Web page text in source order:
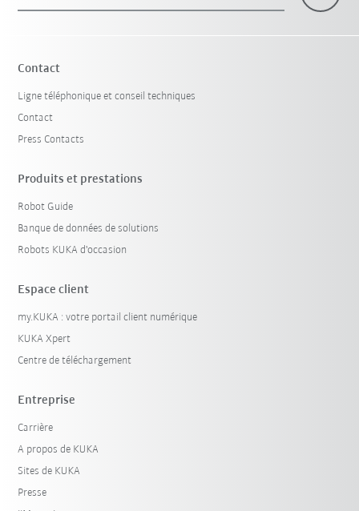
Contact
Ligne téléphonique et conseil techniques
Contact
Press Contacts
Produits et prestations
Robot Guide
Banque de données de solutions
Robots KUKA d'occasion
Espace client
my.KUKA : votre portail client numérique
KUKA Xpert
Centre de téléchargement
Entreprise
Carrière
A propos de KUKA
Sites de KUKA
Presse